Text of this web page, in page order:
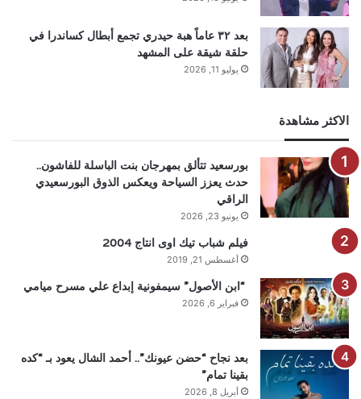
بعد ٣٢ عاماً هبة حيدري تجمع أبطال كساندرا في
حلقة شيقة على المشهد
يوليو 11, 2026
الاكثر مشاهدة
بورسعيد تتألق بمهرجان بنت الباسلة للفاشون..
حدث يعزز السياحة ويعكس الذوق البورسعيدي
الراقي
يونيو 23, 2026
فيلم شباب تيك اوى انتاج 2004
أغسطس 21, 2019
“ابن الأصول” سيمفونية إبداع علي مسرح ميامي
فبراير 6, 2026
بعد نجاح “حضن عيونك”.. أحمد الشال يعود بـ “كده
بقينا تمام”
أبريل 8, 2026